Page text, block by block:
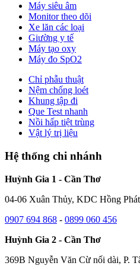
Máy siêu âm
Monitor theo dõi
Xe lăn các loại
Giường y tế
Máy tạo oxy
Máy đo SpO2
Chỉ phẫu thuật
Nệm chống loét
Khung tập đi
Que Test nhanh
Nồi hấp tiệt trùng
Vật lý trị liệu
Hệ thống chi nhánh
Huỳnh Gia 1 - Cần Thơ
04-06 Xuân Thủy, KDC Hồng
0907 694 868 - 0899 060 456
Huỳnh Gia 2 - Cần Thơ
369B Nguyễn Văn Cừ nối dài, P.